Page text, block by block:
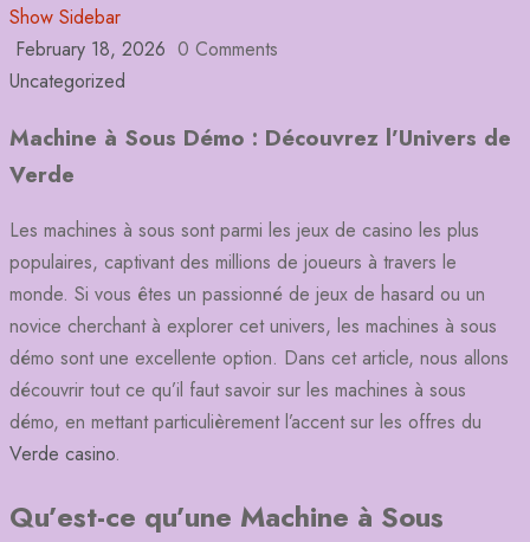
Show Sidebar
February 18, 2026 0 Comments
Uncategorized
Machine à Sous Démo : Découvrez l’Univers de
Verde
Les machines à sous sont parmi les jeux de casino les plus
populaires, captivant des millions de joueurs à travers le
monde. Si vous êtes un passionné de jeux de hasard ou un
novice cherchant à explorer cet univers, les machines à sous
démo sont une excellente option. Dans cet article, nous allons
découvrir tout ce qu’il faut savoir sur les machines à sous
démo, en mettant particulièrement l’accent sur les offres du
Verde casino.
Qu’est-ce qu’une Machine à Sous